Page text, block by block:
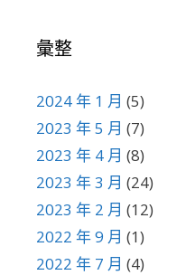
彙整
2024 年 1 月 (5)
2023 年 5 月 (7)
2023 年 4 月 (8)
2023 年 3 月 (24)
2023 年 2 月 (12)
2022 年 9 月 (1)
2022 年 7 月 (4)